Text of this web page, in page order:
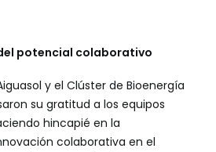
potencial colaborativo
y el Clúster de Bioenergía
su gratitud a los equipos
hincapié en la
colaborativa en el